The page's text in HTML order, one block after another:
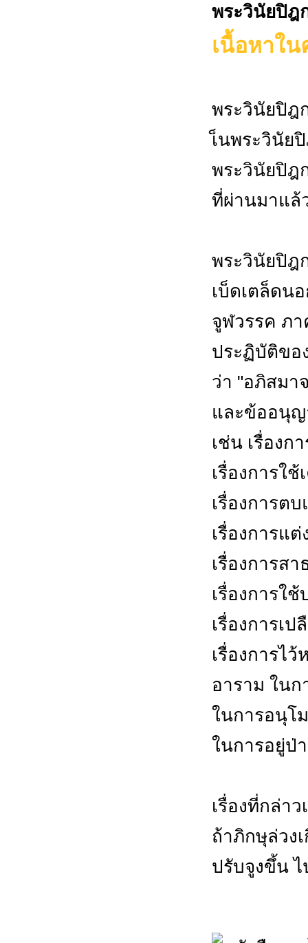
พระวินัยปิฎ
เนื้อหาใ
พระวินัยปิฎ
เ็นพระวินัย
พระวินัยปิฎ
ที่ผ่านมาแล้
พระวินัยปิฎ
เบ็ดเตล็ดน
จูฬวรรค ภา
ประฏิบัติขอ
ว่า "อภิสมา
และข้ออนุญ
เช่น เรื่องก
เรื่องการใช้
เรื่องการต
เรื่องการแ
เรื่องการส
เรื่องการใ
เรื่องการเ
เรื่องการไ
อาราม ในก
ในการอนุโ
ในการอยู่ป่
เรื่องที่กล่า
ถ้าภิกษุล่วง
ปรับจูงขึ้น